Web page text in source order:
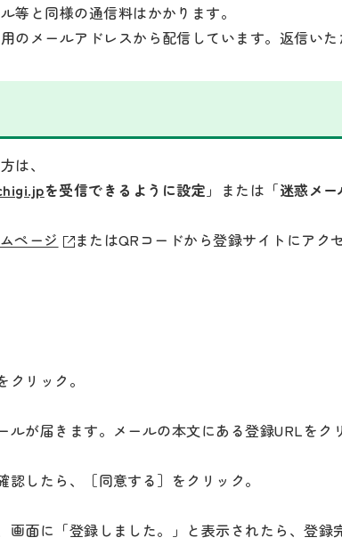
と同様の通信料はかかります。
のメールアドレスから配信しています。返信い
は、
を受信できるように設定 」または「迷惑メ
ページ またはQRコードから登録サイトにアクセ
クリック。
ルが届きます。メールの本文にある登録URLをク
認したら、［同意する］をクリック。
画面に「登録しました。」と表示されたら、登録